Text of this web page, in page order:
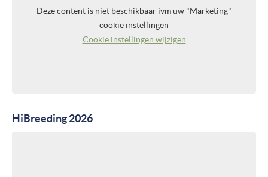
Deze content is niet beschikbaar ivm uw "Marketing"
cookie instellingen
Cookie instellingen wijzigen
HiBreeding 2026